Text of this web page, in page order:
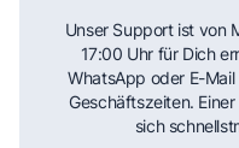
Unser Support ist von
17:00 Uhr für Dich
WhatsApp oder E-
Geschäftszeiten.
sich